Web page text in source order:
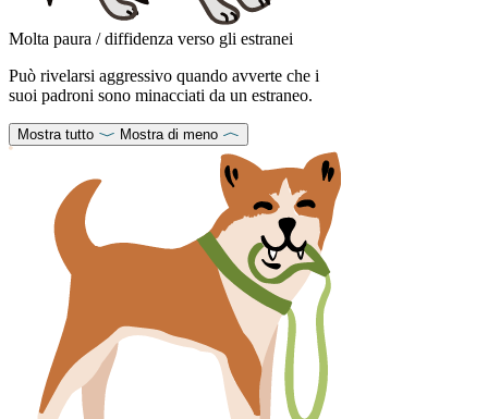
Molta paura / diffidenza verso gli estranei
Può rivelarsi aggressivo quando avverte che i
suoi padroni sono minacciati da un estraneo.
Mostra tutto Mostra di meno